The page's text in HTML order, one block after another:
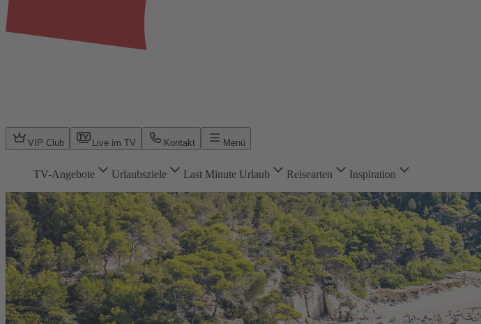
VIP Club Live im TV Kontakt Menü
TV-Angebote Urlaubsziele Last Minute Urlaub Reisearten Inspiration